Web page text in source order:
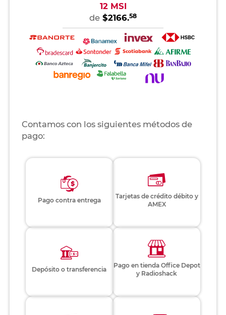
12 MSI
de $2166.58
Contamos con los siguientes métodos de
pago:
Pago contra entrega
Tarjetas de crédito débito y
AMEX
Depósito o transferencia
Pago en tienda Office Depot
y Radioshack